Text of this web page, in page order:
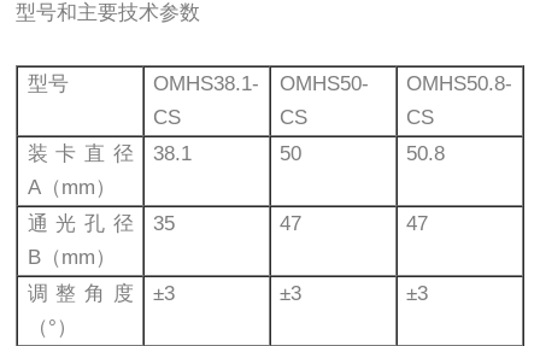
型号和主要技术参数
型号
OMHS38.1-
CS
OMHS50-
CS
OMHS50.8-
CS
装卡直径
A（mm）
38.1 50 50.8
通光孔径
B（mm）
35 47 47
调整角度
（°）
±3 ±3 ±3